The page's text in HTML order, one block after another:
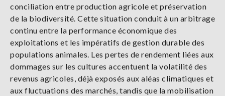
conciliation entre production agricole et préservation
de la biodiversité. Cette situation conduit à un arbitrage
continu entre la performance économique des
exploitations et les impératifs de gestion durable des
populations animales. Les pertes de rendement liées aux
dommages sur les cultures accentuent la volatilité des
revenus agricoles, déjà exposés aux aléas climatiques et
aux fluctuations des marchés, tandis que la mobilisation